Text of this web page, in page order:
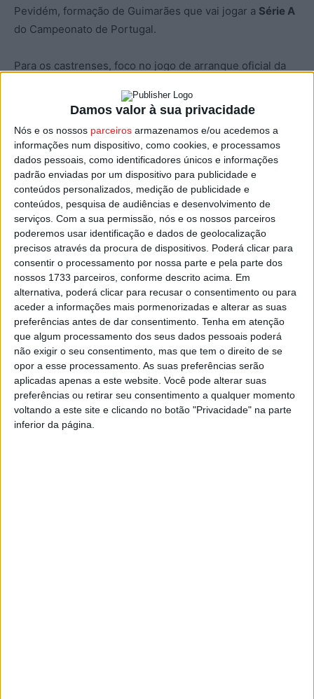
Damos valor à sua privacidade
Nós e os nossos parceiros armazenamos e/ou acedemos a
informações num dispositivo, como cookies, e processamos
dados pessoais, como identificadores únicos e informações
padrão enviadas por um dispositivo para publicidade e
conteúdos personalizados, medição de publicidade e
conteúdos, pesquisa de audiências e desenvolvimento de
serviços. Com a sua permissão, nós e os nossos parceiros
poderemos usar identificação e dados de geolocalização
precisos através da procura de dispositivos. Poderá clicar para
consentir o processamento por nossa parte e pela parte dos
nossos 1733 parceiros, conforme descrito acima. Em
alternativa, poderá clicar para recusar o consentimento ou para
aceder a informações mais pormenorizadas e alterar as suas
preferências antes de dar consentimento. Tenha em atenção
que algum processamento dos seus dados pessoais poderá
não exigir o seu consentimento, mas que tem o direito de se
opor a esse processamento. As suas preferências serão
aplicadas apenas a este website. Você pode alterar suas
preferências ou retirar seu consentimento a qualquer momento
voltando a este site e clicando no botão "Privacidade" na parte
inferior da página.
Pevidém, formação de Guimarães que vai jogar a Série A
do Campeonato de Portugal.
Para os castrenses, foco no jogo de arranque oficial da
setembro, numa deslocação até à Madeira onde vão
, em jogo da 1.ª jornada da Série B
do Campeonato de Portugal, época 2022/23.
O jogo começa pelas 15:00 de domingo.
Esta e outras notícias para ouvir na Estação Diária – 96.8
FM ou em www.968.fm
Pub
TAGS Castro Daire Futebol